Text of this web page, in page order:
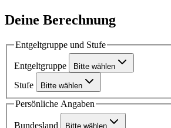
Deine Berechnung
Entgeltgruppe und Stufe
Entgeltgruppe Bitte wählen
Stufe Bitte wählen
Persönliche Angaben
Bundesland Bitte wählen